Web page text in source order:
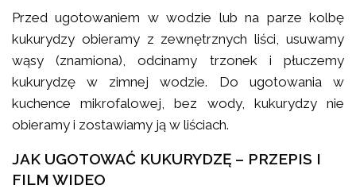
Przed ugotowaniem w wodzie lub na parze kolbę
kukurydzy obieramy z zewnętrznych liści, usuwamy
wąsy (znamiona), odcinamy trzonek i płuczemy
kukurydzę w zimnej wodzie. Do ugotowania w
kuchence mikrofalowej, bez wody, kukurydzy nie
obieramy i zostawiamy ją w liściach.
JAK UGOTOWAĆ KUKURYDZĘ – PRZEPIS I
FILM WIDEO